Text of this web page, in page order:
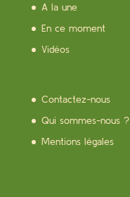
A la une
En ce moment
Vidéos
Contactez-nous
Qui sommes-nous ?
Mentions légales